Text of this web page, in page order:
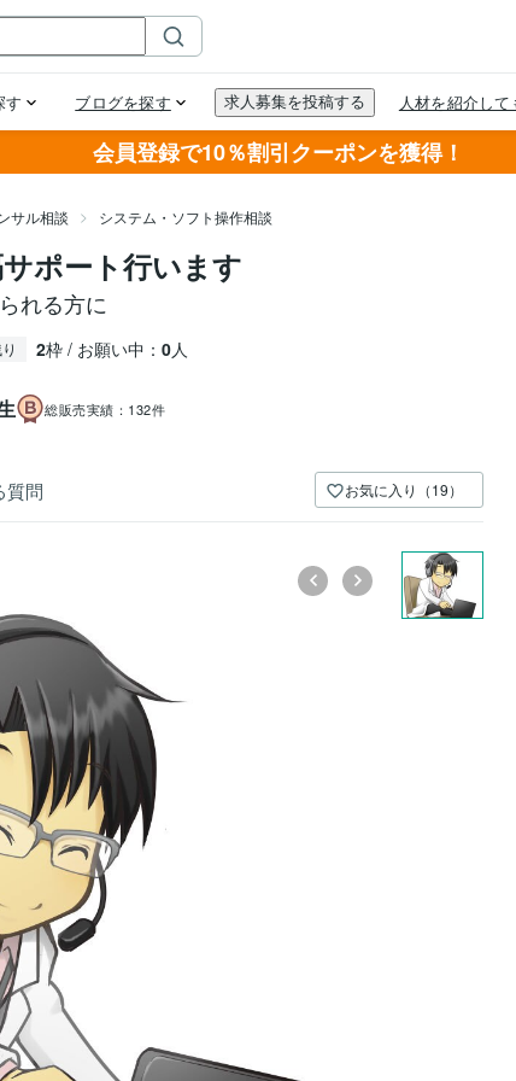
会員登録で10％割引クーポンを獲得！
サル相談 システム・ソフト操作相談
ポート行います
れる方に
2枠 / お願い中： 0人
総販売実績： 132件
質問 お気に入り（19）